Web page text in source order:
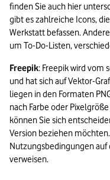
finden Sie auch hier
gibt es zahlreiche Icons,
Werkstatt befassen.
um To-Do-Listen,
Freepik: Freepik wird vom
und hat sich auf Vektor-
liegen in den Formaten
nach Farbe oder
können Sie sich
Version beziehen
Nutzungsbedingungen
verweisen.